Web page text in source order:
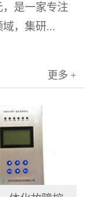
，是一家专注
，集研...
更多 +